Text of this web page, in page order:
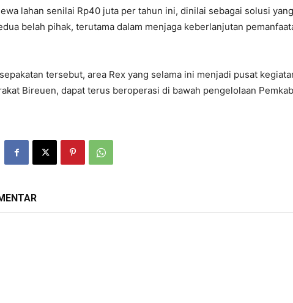
lahan senilai Rp40 juta per tahun ini, dinilai sebagai solusi yang
belah pihak, terutama dalam menjaga keberlanjutan
tersebut, area Rex yang selama ini menjadi pusat
Bireuen, dapat terus beroperasi di bawah pengelolaan